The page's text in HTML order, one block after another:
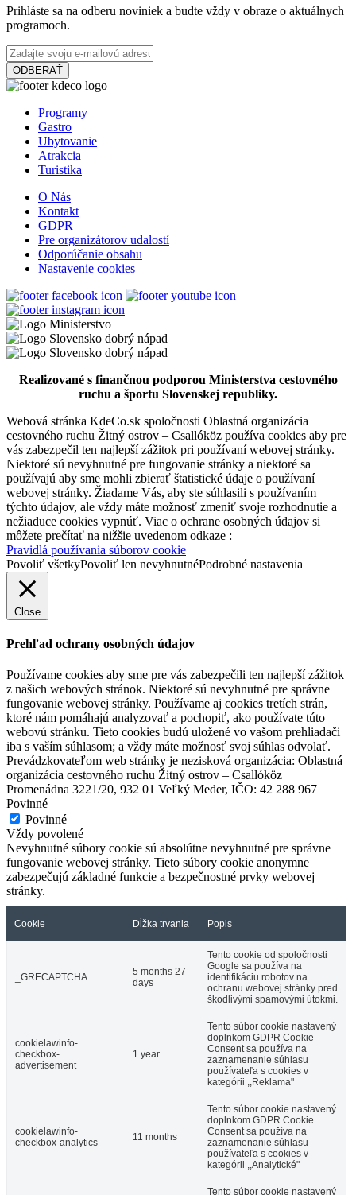
Cukráreň a kaviareňReštaurácia a pizzéria
APANI
Šamorín
Reštaurácia a pizzéria
PLATZ Bistro & Bar
Dunajská Streda
Bar, pub a piváreňBistro a fast food
Prihláste sa na odberu noviniek a budte vždy v obraze o aktuálnych
programoch.
ODBERAŤ
Programy
Gastro
Ubytovanie
Atrakcia
Turistika
O Nás
Kontakt
GDPR
Pre organizátorov udalostí
Odporúčanie obsahu
Nastavenie cookies
Realizované s finančnou podporou Ministerstva cestovného
ruchu a športu Slovenskej republiky.
Webová stránka KdeCo.sk spoločnosti Oblastná organizácia
cestovného ruchu Žitný ostrov – Csallóköz používa cookies aby pre
vás zabezpečil ten najlepší zážitok pri používaní webovej stránky.
Niektoré sú nevyhnutné pre fungovanie stránky a niektoré sa
používajú aby sme mohli zbierať štatistické údaje o používaní
webovej stránky. Žiadame Vás, aby ste súhlasili s používaním
týchto údajov, ale vždy máte možnosť zmeniť svoje rozhodnutie a
nežiaduce cookies vypnúť. Viac o ochrane osobných údajov si
môžete prečítať na nižšie uvedenom odkaze :
Pravidlá používania súborov cookie
Povoliť všetkyPovoliť len nevyhnutnéPodrobné nastavenia
Close
Prehľad ochrany osobných údajov
Používame cookies aby sme pre vás zabezpečili ten najlepší zážitok
z našich webových stránok. Niektoré sú nevyhnutné pre správne
fungovanie webovej stránky. Používame aj cookies tretích strán,
ktoré nám pomáhajú analyzovať a pochopiť, ako používate túto
webovú stránku. Tieto cookies budú uložené vo vašom prehliadači
iba s vaším súhlasom; a vždy máte možnosť svoj súhlas odvolať.
Prevádzkovateľom web stránky je nezisková organizácia: Oblastná
organizácia cestovného ruchu Žitný ostrov – Csallóköz
Promenádna 3221/20, 932 01 Veľký Meder, IČO: 42 288 967
Povinné
Povinné
Vždy povolené
Nevyhnutné súbory cookie sú absolútne nevyhnutné pre správne
fungovanie webovej stránky. Tieto súbory cookie anonymne
zabezpečujú základné funkcie a bezpečnostné prvky webovej
stránky.
Cookie Dĺžka trvania Popis
_GRECAPTCHA
5 months 27
days
Tento cookie od spoločnosti
Google sa používa na
identifikáciu robotov na
ochranu webovej stránky pred
škodlivými spamovými útokmi.
cookielawinfo-
checkbox-
advertisement
1 year
Tento súbor cookie nastavený
doplnkom GDPR Cookie
Consent sa používa na
zaznamenanie súhlasu
používateľa s cookies v
kategórii ,,Reklama"
cookielawinfo-
checkbox-analytics
11 months
Tento súbor cookie nastavený
doplnkom GDPR Cookie
Consent sa používa na
zaznamenanie súhlasu
používateľa s cookies v
kategórii ,,Analytické"
Tento súbor cookie nastavený